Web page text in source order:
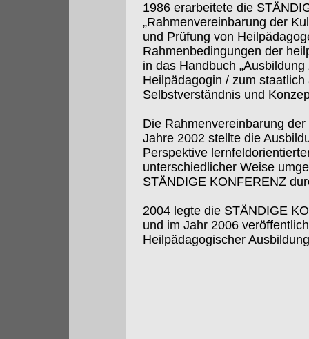
1986 erarbeitete die
„Rahmenvereinbarung der
und Prüfung von
Rahmenbedingungen der
in das Handbuch
Heilpädagogin / zum
Selbstverständnis und
Die Rahmenvereinbarung
Jahre 2002 stellte die
Perspektive
unterschiedlicher Weise
STÄNDIGE KONFERENZ
2004 legte die STÄNDIGE
und im Jahr 2006
Heilpädagogischer